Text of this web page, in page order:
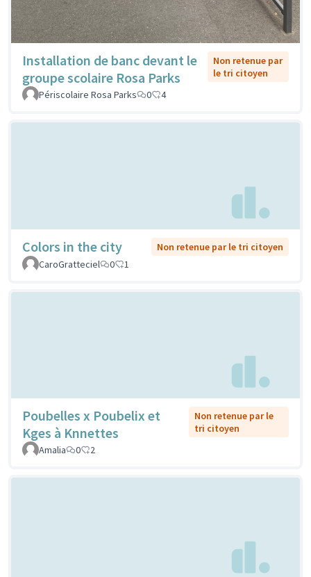
Installation de banc devant le
groupe scolaire Rosa Parks
Non retenue par
le tri citoyen
Périscolaire Rosa Parks
0 4
Colors in the city
Non retenue par le tri citoyen
CaroGratteciel
0 1
Poubelles x Poubelix et
Kges à Knnettes
Non retenue par le
tri citoyen
Amalia
0 2